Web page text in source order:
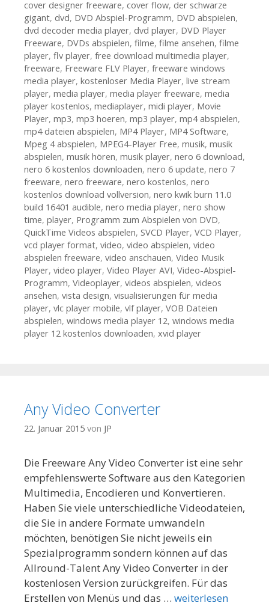
cover designer freeware, cover flow, der schwarze
gigant, dvd, DVD Abspiel-Programm, DVD abspielen,
dvd decoder media player, dvd player, DVD Player
Freeware, DVDs abspielen, filme, filme ansehen, filme
player, flv player, free download multimedia player,
freeware, Freeware FLV Player, freeware windows
media player, kostenloser Media Player, live stream
player, media player, media player freeware, media
player kostenlos, mediaplayer, midi player, Movie
Player, mp3, mp3 hoeren, mp3 player, mp4 abspielen,
mp4 dateien abspielen, MP4 Player, MP4 Software,
Mpeg 4 abspielen, MPEG4-Player Free, musik, musik
abspielen, musik hören, musik player, nero 6 download,
nero 6 kostenlos downloaden, nero 6 update, nero 7
freeware, nero freeware, nero kostenlos, nero
kostenlos download vollversion, nero kwik burn 11.0
build 16401 audible, nero media player, nero show
time, player, Programm zum Abspielen von DVD,
QuickTime Videos abspielen, SVCD Player, VCD Player,
vcd player format, video, video abspielen, video
abspielen freeware, video anschauen, Video Musik
Player, video player, Video Player AVI, Video-Abspiel-
Programm, Videoplayer, videos abspielen, videos
ansehen, vista design, visualisierungen für media
player, vlc player mobile, vlf player, VOB Dateien
abspielen, windows media player 12, windows media
player 12 kostenlos downloaden, xvid player
Any Video Converter
22. Januar 2015 von JP
Die Freeware Any Video Converter ist eine sehr
empfehlenswerte Software aus den Kategorien
Multimedia, Encodieren und Konvertieren.
Haben Sie viele unterschiedliche Videodateien,
die Sie in andere Formate umwandeln
möchten, benötigen Sie nicht jeweils ein
Spezialprogramm sondern können auf das
Allround-Talent Any Video Converter in der
kostenlosen Version zurückgreifen. Für das
Erstellen von Menüs und das … weiterlesen